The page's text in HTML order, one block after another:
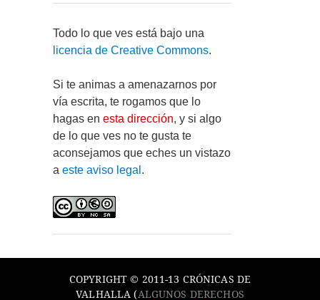
Todo lo que ves está bajo una
licencia de Creative Commons.
Si te animas a amenazarnos por
vía escrita, te rogamos que lo
hagas en esta dirección, y si algo
de lo que ves no te gusta te
aconsejamos que eches un vistazo
a este aviso legal .
COPYRIGHT © 2011-13 CRÓNICAS DE
VALHALLA (ALGUNOS DERECHOS